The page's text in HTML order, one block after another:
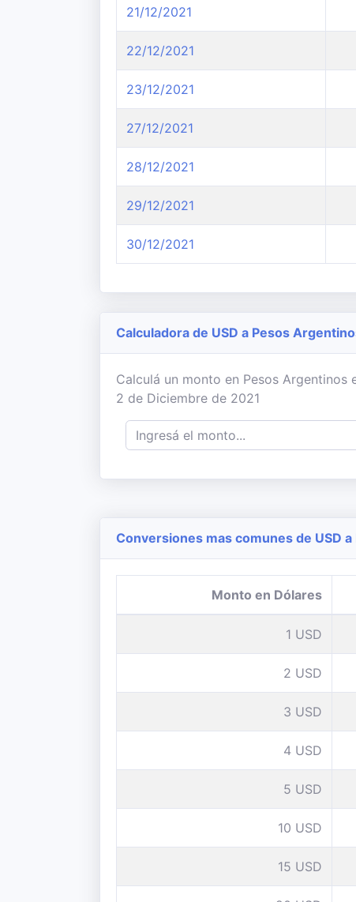
21/12/2021
22/12/2021
23/12/2021
27/12/2021
28/12/2021
29/12/2021
30/12/2021
Calculadora de USD a Pesos
Calculá un monto en Pesos
2 de Diciembre de 2021
Conversiones mas comunes de USD
Monto en Dólares
1 USD
2 USD
3 USD
4 USD
5 USD
10 USD
15 USD